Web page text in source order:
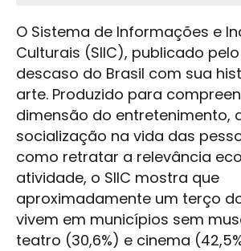
O Sistema de Informações e
Culturais (SIIC), publicado pelo
descaso do Brasil com sua
arte. Produzido para
dimensão do entretenimento,
socialização na vida das
como retratar a relevância
atividade, o SIIC mostra que
aproximadamente um terço
vivem em municípios sem
teatro (30,6%) e cinema